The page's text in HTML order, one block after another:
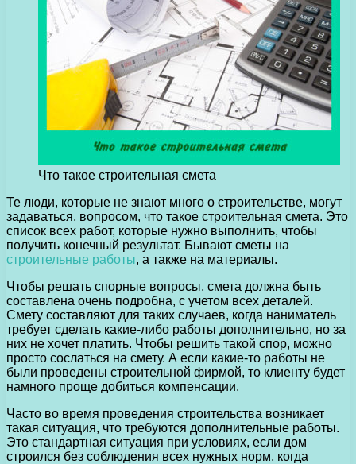
Что такое строительная смета
Те люди, которые не знают много о строительстве, могут
задаваться, вопросом, что такое строительная смета. Это
список всех работ, которые нужно выполнить, чтобы
получить конечный результат. Бывают сметы на
строительные работы, а также на материалы.
Чтобы решать спорные вопросы, смета должна быть
составлена очень подробна, с учетом всех деталей.
Смету составляют для таких случаев, когда наниматель
требует сделать какие-либо работы дополнительно, но за
них не хочет платить. Чтобы решить такой спор, можно
просто сослаться на смету. А если какие-то работы не
были проведены строительной фирмой, то клиенту будет
намного проще добиться компенсации.
Часто во время проведения строительства возникает
такая ситуация, что требуются дополнительные работы.
Это стандартная ситуация при условиях, если дом
строился без соблюдения всех нужных норм, когда